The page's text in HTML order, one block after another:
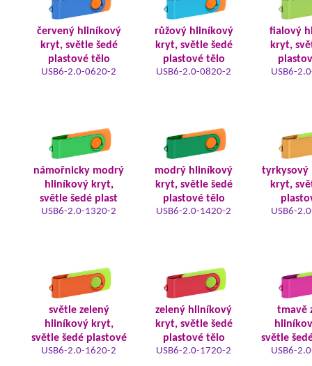
červený hliníkový
kryt, světle šedé
plastové tělo
USB6-2.0-0620-2
růžový hliníkový
kryt, světle šedé
plastové tělo
USB6-2.0-0820-2
fialový
kryt,
USB6-
námořnicky modrý
hliníkový kryt,
světle šedé plast
USB6-2.0-1320-2
modrý hliníkový
kryt, světle šedé
plastové tělo
USB6-2.0-1420-2
tyrkysový
kryt,
USB6-
světle zelený
hliníkový kryt,
světle šedé plastové
USB6-2.0-1620-2
zelený hliníkový
kryt, světle šedé
plastové tělo
USB6-2.0-1720-2
tmavě
světle
USB6-